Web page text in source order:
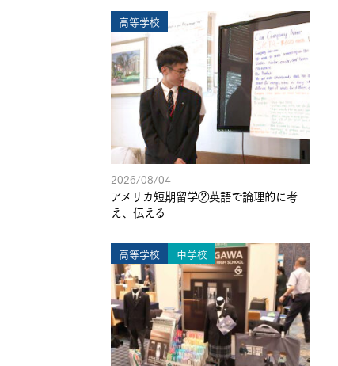
高等学校
2026/08/04
アメリカ短期留学②英語で論理的に考
え、伝える
高等学校 中学校